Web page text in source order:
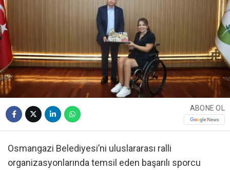
ABONE OL
Osmangazi Belediyesi’ni uluslararası ralli
organizasyonlarında temsil eden başarılı sporcu